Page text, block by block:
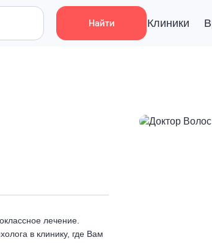
Найти Клиники
лечение.
в клинику, где Вам